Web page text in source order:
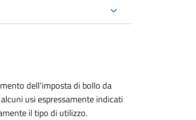
dell'imposta di bollo da
usi espressamente indicati
il tipo di utilizzo.